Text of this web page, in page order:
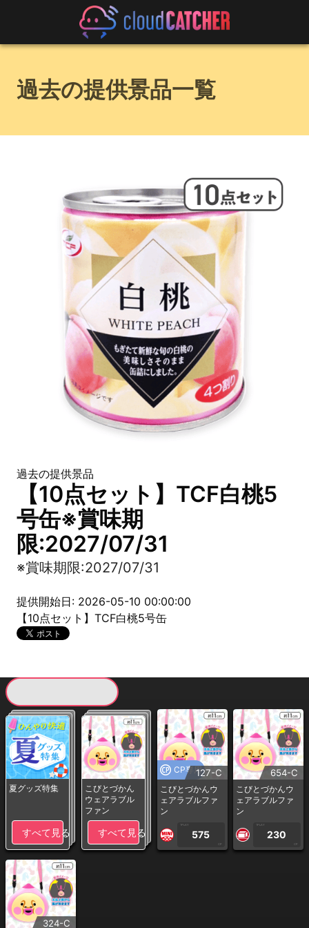
過去の提供景品一覧
過去の提供景品
【10点セット】TCF白桃5
号缶※賞味期
限:2027/07/31
※賞味期限:2027/07/31
提供開始日: 2026-05-10 00:00:00
【10点セット】TCF白桃5号缶
夏グッズ特集
すべて見る
こびとづかん
ウェアラブル
ファン
すべて見る
CP専用127-C
こびとづかんウ
ェアラブルファ
ン
1PLAY
575
CP
654-C
こびとづかんウ
ェアラブルファ
ン
1PLAY
230
CP
324-C